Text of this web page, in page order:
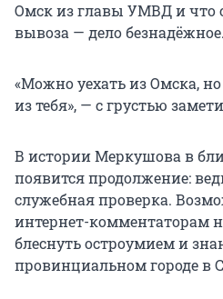
Омск из главы УМВД и что
вывоза — дело безнадёжное.
«Можно уехать из Омска,
из тебя», — с грустью
В истории Меркушова в
появится продолжение:
служебная проверка.
интернет-комментаторам
блеснуть остроумием и
провинциальном городе в